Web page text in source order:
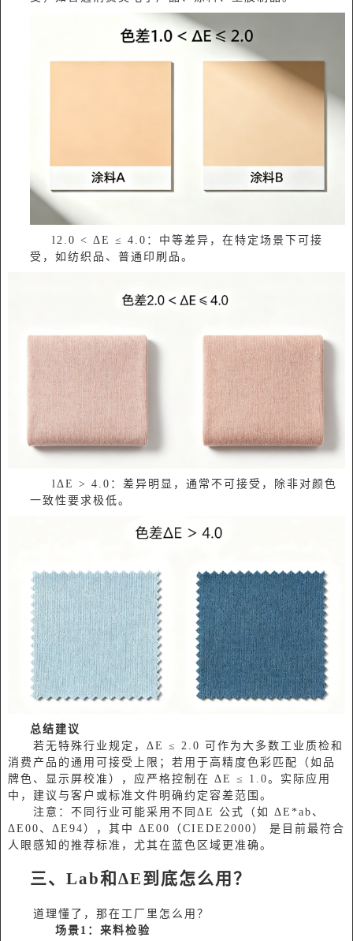
l‌2.0 < ΔE ≤ 4.0‌：‌中等差异，在特定场景下可接
受‌，如纺织品、普通印刷品‌‌。
l‌ΔE > 4.0‌：‌差异明显，通常不可接受‌，除非对颜色
一致性要求极低‌‌。
总结建议
若无特殊行业规定，‌ΔE ≤ 2.0‌ 可作为大多数工业质检和
消费产品的通用可接受上限；若用于高精度色彩匹配（如品
牌色、显示屏校准），应严格控制在 ‌ΔE ≤ 1.0‌。实际应用
中，建议与客户或标准文件明确约定容差范围。
注意：不同行业可能采用不同ΔE 公式（如 ΔE*ab、
ΔE00、ΔE94），其中 ‌ΔE00（CIEDE2000）‌ 是目前最符合
人眼感知的推荐标准，尤其在蓝色区域更准确。‌‌
三、Lab和ΔE到底怎么用？
道理懂了，那在工厂里怎么用？
场景1：来料检验